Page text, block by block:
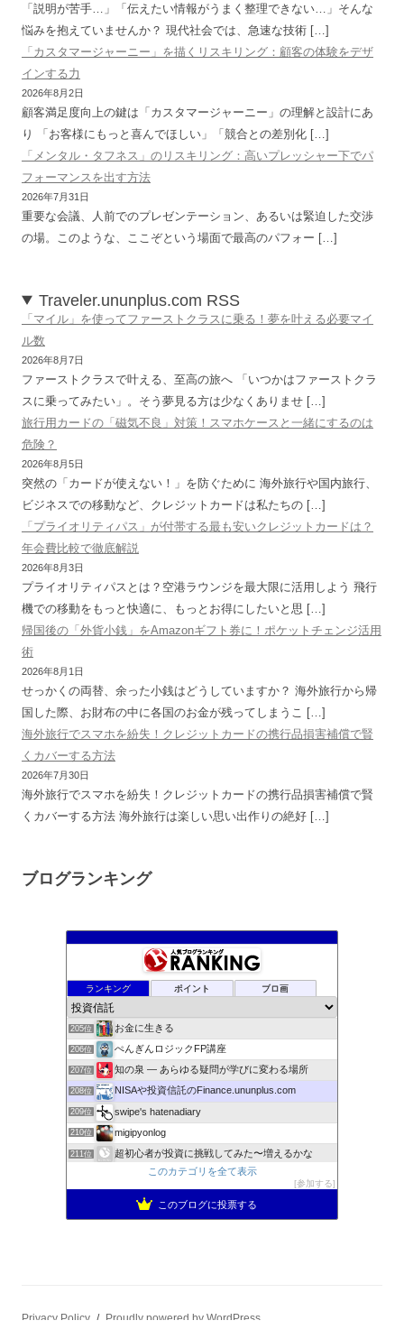
「説明が苦手…」「伝えたい情報がうまく整理できない…」そんな
悩みを抱えていませんか？ 現代社会では、急速な技術 […]
「カスタマージャーニー」を描くリスキリング：顧客の体験をデザ
インする力
2026年8月2日
顧客満足度向上の鍵は「カスタマージャーニー」の理解と設計にあ
り 「お客様にもっと喜んでほしい」「競合との差別化 […]
「メンタル・タフネス」のリスキリング：高いプレッシャー下でパ
フォーマンスを出す方法
2026年7月31日
重要な会議、人前でのプレゼンテーション、あるいは緊迫した交渉
の場。このような、ここぞという場面で最高のパフォー […]
Traveler.ununplus.com RSS
「マイル」を使ってファーストクラスに乗る！夢を叶える必要マイ
ル数
2026年8月7日
ファーストクラスで叶える、至高の旅へ 「いつかはファーストクラ
スに乗ってみたい」。そう夢見る方は少なくありませ […]
旅行用カードの「磁気不良」対策！スマホケースと一緒にするのは
危険？
2026年8月5日
突然の「カードが使えない！」を防ぐために 海外旅行や国内旅行、
ビジネスでの移動など、クレジットカードは私たちの […]
「プライオリティパス」が付帯する最も安いクレジットカードは？
年会費比較で徹底解説
2026年8月3日
プライオリティパスとは？空港ラウンジを最大限に活用しよう 飛行
機での移動をもっと快適に、もっとお得にしたいと思 […]
帰国後の「外貨小銭」をAmazonギフト券に！ポケットチェンジ活用
術
2026年8月1日
せっかくの両替、余った小銭はどうしていますか？ 海外旅行から帰
国した際、お財布の中に各国のお金が残ってしまうこ […]
海外旅行でスマホを紛失！クレジットカードの携行品損害補償で賢
くカバーする方法
2026年7月30日
海外旅行でスマホを紛失！クレジットカードの携行品損害補償で賢
くカバーする方法 海外旅行は楽しい思い出作りの絶好 […]
ブログランキング
ランキング ポイント ブロ画
201位 tousisintaku’s diary
ポイ活ガチ勢がポイントのみでS&P500に投資をするブログ
203位 Time is moneyキムのお金日記
204位
205位 お金に生きる
206位 ぺんぎんロジックFP講座
207位 知の泉 ― あらゆる疑問が学びに変わる場所
208位 NISAや投資信託のFinance.ununplus.com
209位 swipe's hatenadiary
210位 migipyonlog
211位 超初心者が投資に挑戦してみた〜増えるかな
定年親父の日常
このカテゴリを全て表示
参加する
このブログに投票する
Privacy Policy Proudly powered by WordPress